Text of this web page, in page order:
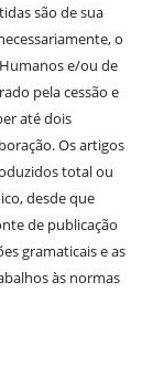
são de sua
o
e/ou de
pela cessão e
até dois
Os artigos
total ou
desde que
de publicação
gramaticais e as
às normas